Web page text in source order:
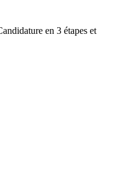
en 3 étapes et